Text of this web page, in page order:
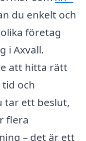
du enkelt och
företag
i Axvall.
att hitta rätt
och
tar ett beslut,
flera
– det är ett